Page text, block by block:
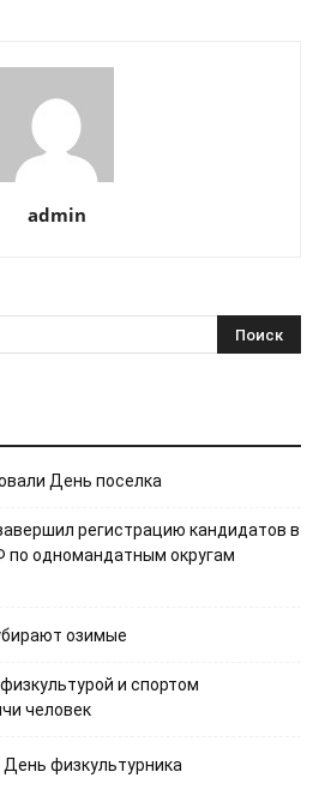
admin
День поселка
регистрацию кандидатов в
по одномандатным округам
озимые
и спортом
человек
физкультурника